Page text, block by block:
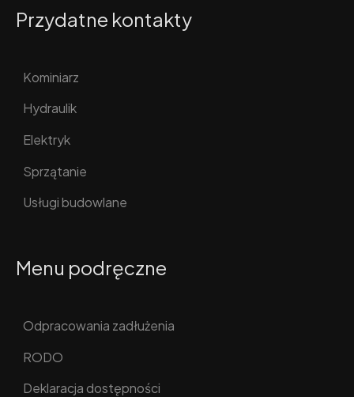
Przydatne kontakty
Kominiarz
Hydraulik
Elektryk
Sprzątanie
Usługi budowlane
Menu podręczne
Odpracowania zadłużenia
RODO
Deklaracja dostępności